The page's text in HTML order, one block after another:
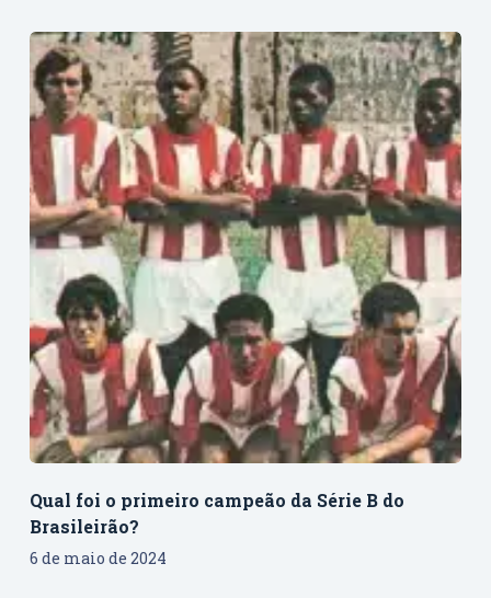
Qual foi o primeiro campeão da Série B do
Brasileirão?
6 de maio de 2024